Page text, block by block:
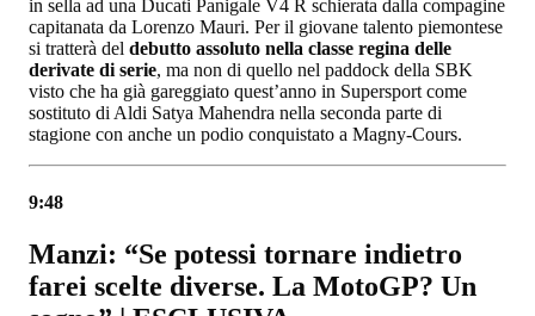
in sella ad una Ducati Panigale V4 R schierata dalla compagine
capitanata da Lorenzo Mauri. Per il giovane talento piemontese
si tratterà del debutto assoluto nella classe regina delle
derivate di serie, ma non di quello nel paddock della SBK
visto che ha già gareggiato quest’anno in Supersport come
sostituto di Aldi Satya Mahendra nella seconda parte di
stagione con anche un podio conquistato a Magny-Cours.
9:48
Manzi: “Se potessi tornare indietro
farei scelte diverse. La MotoGP? Un